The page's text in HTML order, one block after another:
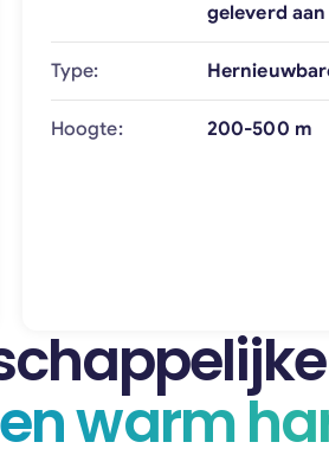
geleverd
Type:
Hoogte: 200-500 m
warm